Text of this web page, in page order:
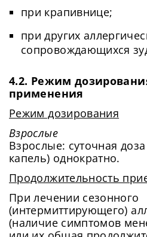
при крапивнице;
при других
сопровождающихся
4.2. Режим
применения
Режим дозирования
Взрослые
Взрослые: суточная
капель) однократно.
Продолжительность
При лечении сезонного
(интермиттирующего)
(наличие симптомов